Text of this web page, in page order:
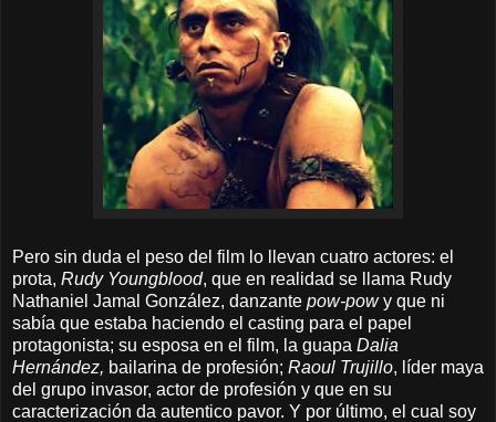
Pero sin duda el peso del film lo llevan cuatro actores: el
prota, Rudy Youngblood, que en realidad se llama Rudy
Nathaniel Jamal González, danzante pow-powy que ni
sabía que estaba haciendo el casting para el papel
protagonista; su esposa en el film, la guapa Dalia
Hernández, bailarina de profesión; Raoul Trujillo, líder maya
del grupo invasor, actor de profesión y que en su
caracterización da autentico pavor. Y por último, el cual soy